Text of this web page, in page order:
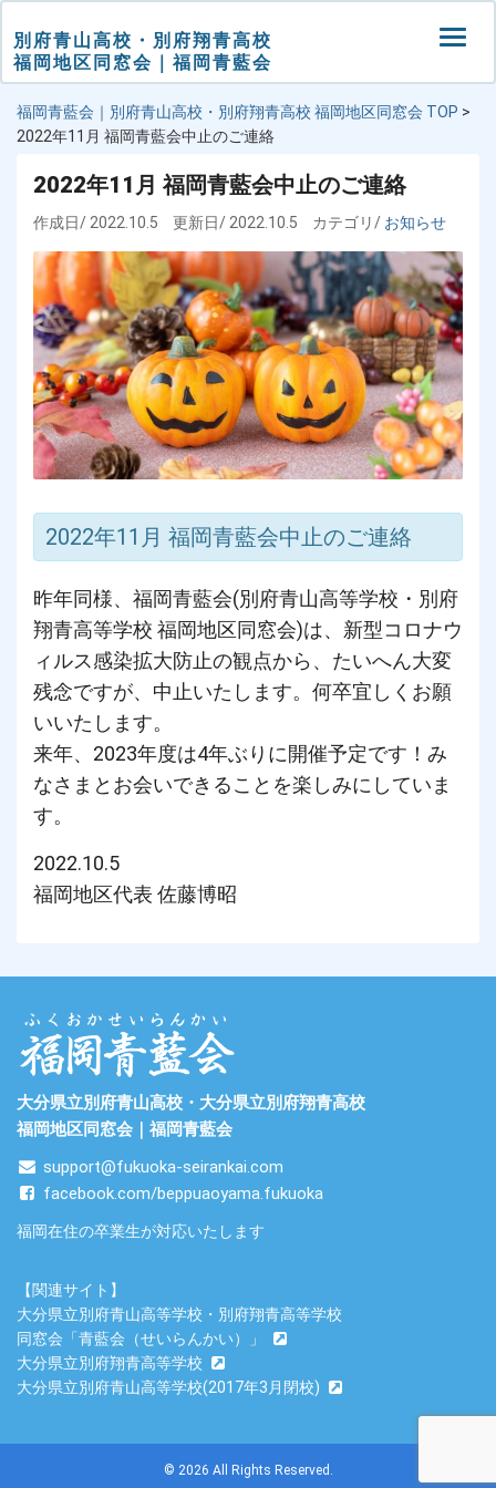
別府青山高校・別府翔青高校
福岡地区同窓会｜福岡青藍会
福岡青藍会｜別府青山高校・別府翔青高校 福岡地区同窓会 TOP >
2022年11月 福岡青藍会中止のご連絡
2022年11月 福岡青藍会中止のご連絡
作成日/ 2022.10.5 更新日/ 2022.10.5 カテゴリ/ お知らせ
2022年11月 福岡青藍会中止のご連絡
昨年同様、福岡青藍会(別府青山高等学校・別府
翔青高等学校 福岡地区同窓会)は、新型コロナウ
ィルス感染拡大防止の観点から、たいへん大変
残念ですが、中止いたします。何卒宜しくお願
いいたします。
来年、2023年度は4年ぶりに開催予定です！み
なさまとお会いできることを楽しみにしていま
す。
2022.10.5
福岡地区代表 佐藤博昭
大分県立別府青山高校・大分県立別府翔青高校
福岡地区同窓会｜福岡青藍会
support@fukuoka-seirankai.com
facebook.com/beppuaoyama.fukuoka
福岡在住の卒業生が対応いたします
【関連サイト】
大分県立別府青山高等学校・別府翔青高等学校
同窓会「青藍会（せいらんかい）」
大分県立別府翔青高等学校
大分県立別府青山高等学校(2017年3月閉校)
© 2026 All Rights Reserved.